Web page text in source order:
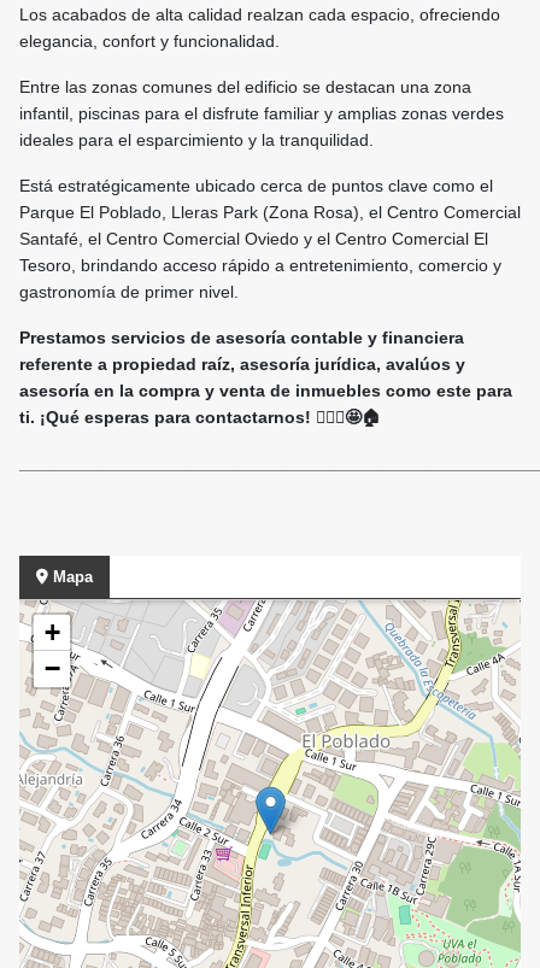
Los acabados de alta calidad realzan cada espacio, ofreciendo
elegancia, confort y funcionalidad.
Entre las zonas comunes del edificio se destacan una zona
infantil, piscinas para el disfrute familiar y amplias zonas verdes
ideales para el esparcimiento y la tranquilidad.
Está estratégicamente ubicado cerca de puntos clave como el
Parque El Poblado, Lleras Park (Zona Rosa), el Centro Comercial
Santafé, el Centro Comercial Oviedo y el Centro Comercial El
Tesoro, brindando acceso rápido a entretenimiento, comercio y
gastronomía de primer nivel.
Prestamos servicios de asesoría contable y financiera
referente a propiedad raíz, asesoría jurídica, avalúos y
asesoría en la compra y venta de inmuebles como este para
ti. ¡Qué esperas para contactarnos! 🙋🏻‍♀️🤩🏠
Mapa
+
−